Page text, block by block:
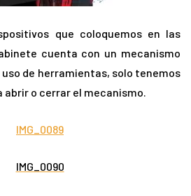
que coloquemos en las
cuenta con un mecanismo
de herramientas, solo tenemos
abrir o cerrar el mecanismo.